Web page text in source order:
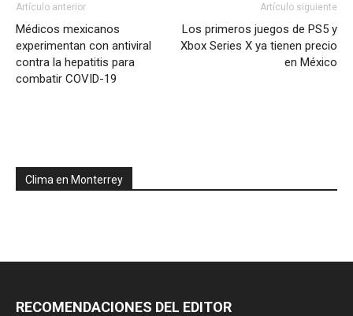
Artículo anterior
Médicos mexicanos
experimentan con antiviral
contra la hepatitis para
combatir COVID-19
Artículo siguiente
Los primeros juegos de PS5 y
Xbox Series X ya tienen precio
en México
Clima en Monterrey
RECOMENDACIONES DEL EDITOR